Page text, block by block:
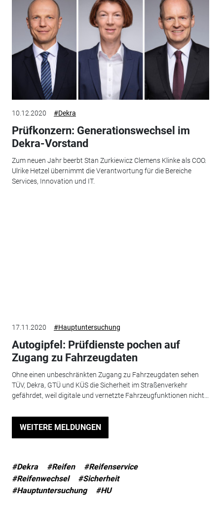
10.12.2020 #Dekra
Prüfkonzern: Generationswechsel im
Dekra-Vorstand
Zum neuen Jahr beerbt Stan Zurkiewicz Clemens Klinke als COO.
Ulrike Hetzel übernimmt die Verantwortung für die Bereiche
Services, Innovation und IT.
17.11.2020 #Hauptuntersuchung
Autogipfel: Prüfdienste pochen auf
Zugang zu Fahrzeugdaten
Ohne einen unbeschränkten Zugang zu Fahrzeugdaten sehen
TÜV, Dekra, GTÜ und KÜS die Sicherheit im Straßenverkehr
gefährdet, weil digitale und vernetzte Fahrzeugfunktionen nicht...
WEITERE MELDUNGEN
#Dekra #Reifen
#Reifenservice
#Reifenwechsel
#Sicherheit
#Hauptuntersuchung
#HU